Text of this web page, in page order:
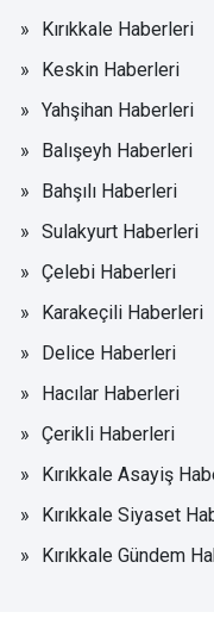
Kırıkkale Haberleri
Keskin Haberleri
Yahşihan Haberleri
Balışeyh Haberleri
Bahşılı Haberleri
Sulakyurt Haberleri
Çelebi Haberleri
Karakeçili Haberleri
Delice Haberleri
Hacılar Haberleri
Çerikli Haberleri
Kırıkkale Asayiş
Kırıkkale Siyaset
Kırıkkale Gündem